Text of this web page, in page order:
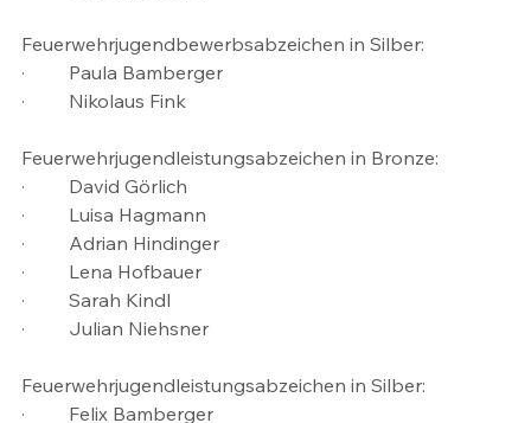
Feuerwehrjugendbewerbsabzeichen in Silber:
·	Paula Bamberger
·	Nikolaus Fink
Feuerwehrjugendleistungsabzeichen in Bronze:
·	David Görlich
·	Luisa Hagmann
·	Adrian Hindinger
·	Lena Hofbauer
·	Sarah Kindl
·	Julian Niehsner
Feuerwehrjugendleistungsabzeichen in Silber:
·	Felix Bamberger